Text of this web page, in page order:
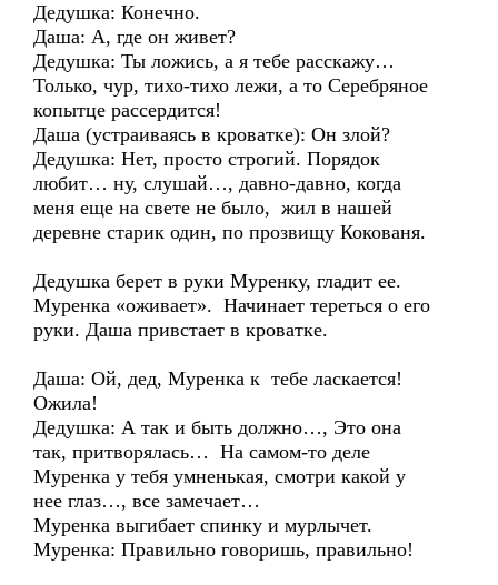
Дедушка: Конечно.
Даша: А, где он живет?
Дедушка: Ты ложись, а я тебе расскажу…
Только, чур, тихо-тихо лежи, а то Серебряное
копытце рассердится!
Даша (устраиваясь в кроватке): Он злой?
Дедушка: Нет, просто строгий. Порядок
любит… ну, слушай…, давно-давно, когда
меня еще на свете не было, жил в нашей
деревне старик один, по прозвищу Кокованя.
Дедушка берет в руки Муренку, гладит ее.
Муренка «оживает». Начинает тереться о его
руки. Даша привстает в кроватке.
Даша: Ой, дед, Муренка к тебе ласкается!
Ожила!
Дедушка: А так и быть должно…, Это она
так, притворялась… На самом-то деле
Муренка у тебя умненькая, смотри какой у
нее глаз…, все замечает…
Муренка выгибает спинку и мурлычет.
Муренка: Правильно говоришь, правильно!